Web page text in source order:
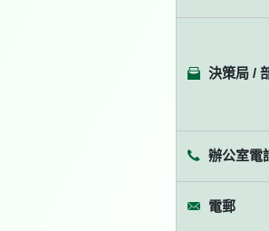
決策局 /
辦公室電
電郵